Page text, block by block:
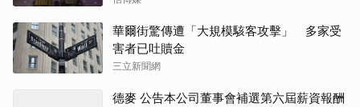
華爾街驚傳遭「大規模駭客攻擊」 多家受
害者已吐贖金
三立新聞網
德麥 公告本公司董事會補選第六屆薪資報酬